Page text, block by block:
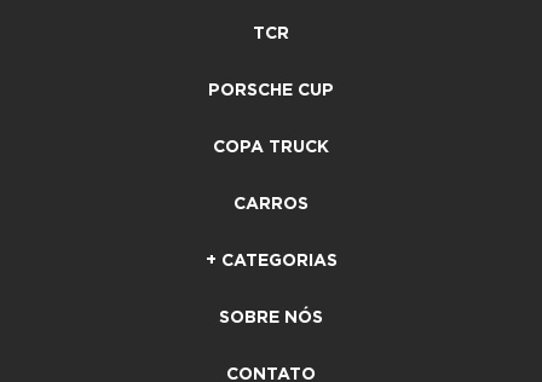
TCR
PORSCHE CUP
COPA TRUCK
CARROS
+ CATEGORIAS
SOBRE NÓS
CONTATO